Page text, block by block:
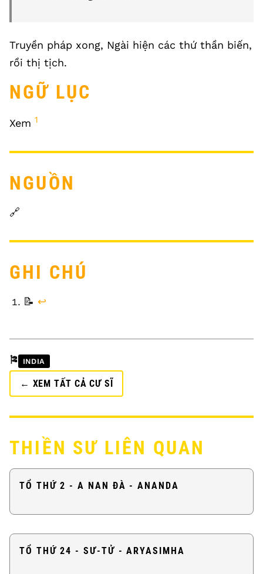
Truyền pháp xong, Ngài hiện các thứ thần biến,
rồi thị tịch.
NGỮ LỤC
Xem 1
NGUỒN
🔗
GHI CHÚ
FOOTNOTES
📝 ↩
🎏 INDIA
← XEM TẤT CẢ CƯ SĨ
THIỀN SƯ LIÊN QUAN
TỔ THỨ 2 - A NAN ĐÀ - ANANDA
TỔ THỨ 24 - SƯ-TỬ - ARYASIMHA